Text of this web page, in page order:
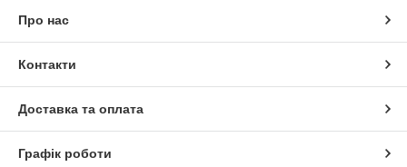
Про нас
Контакти
Доставка та оплата
Графік роботи